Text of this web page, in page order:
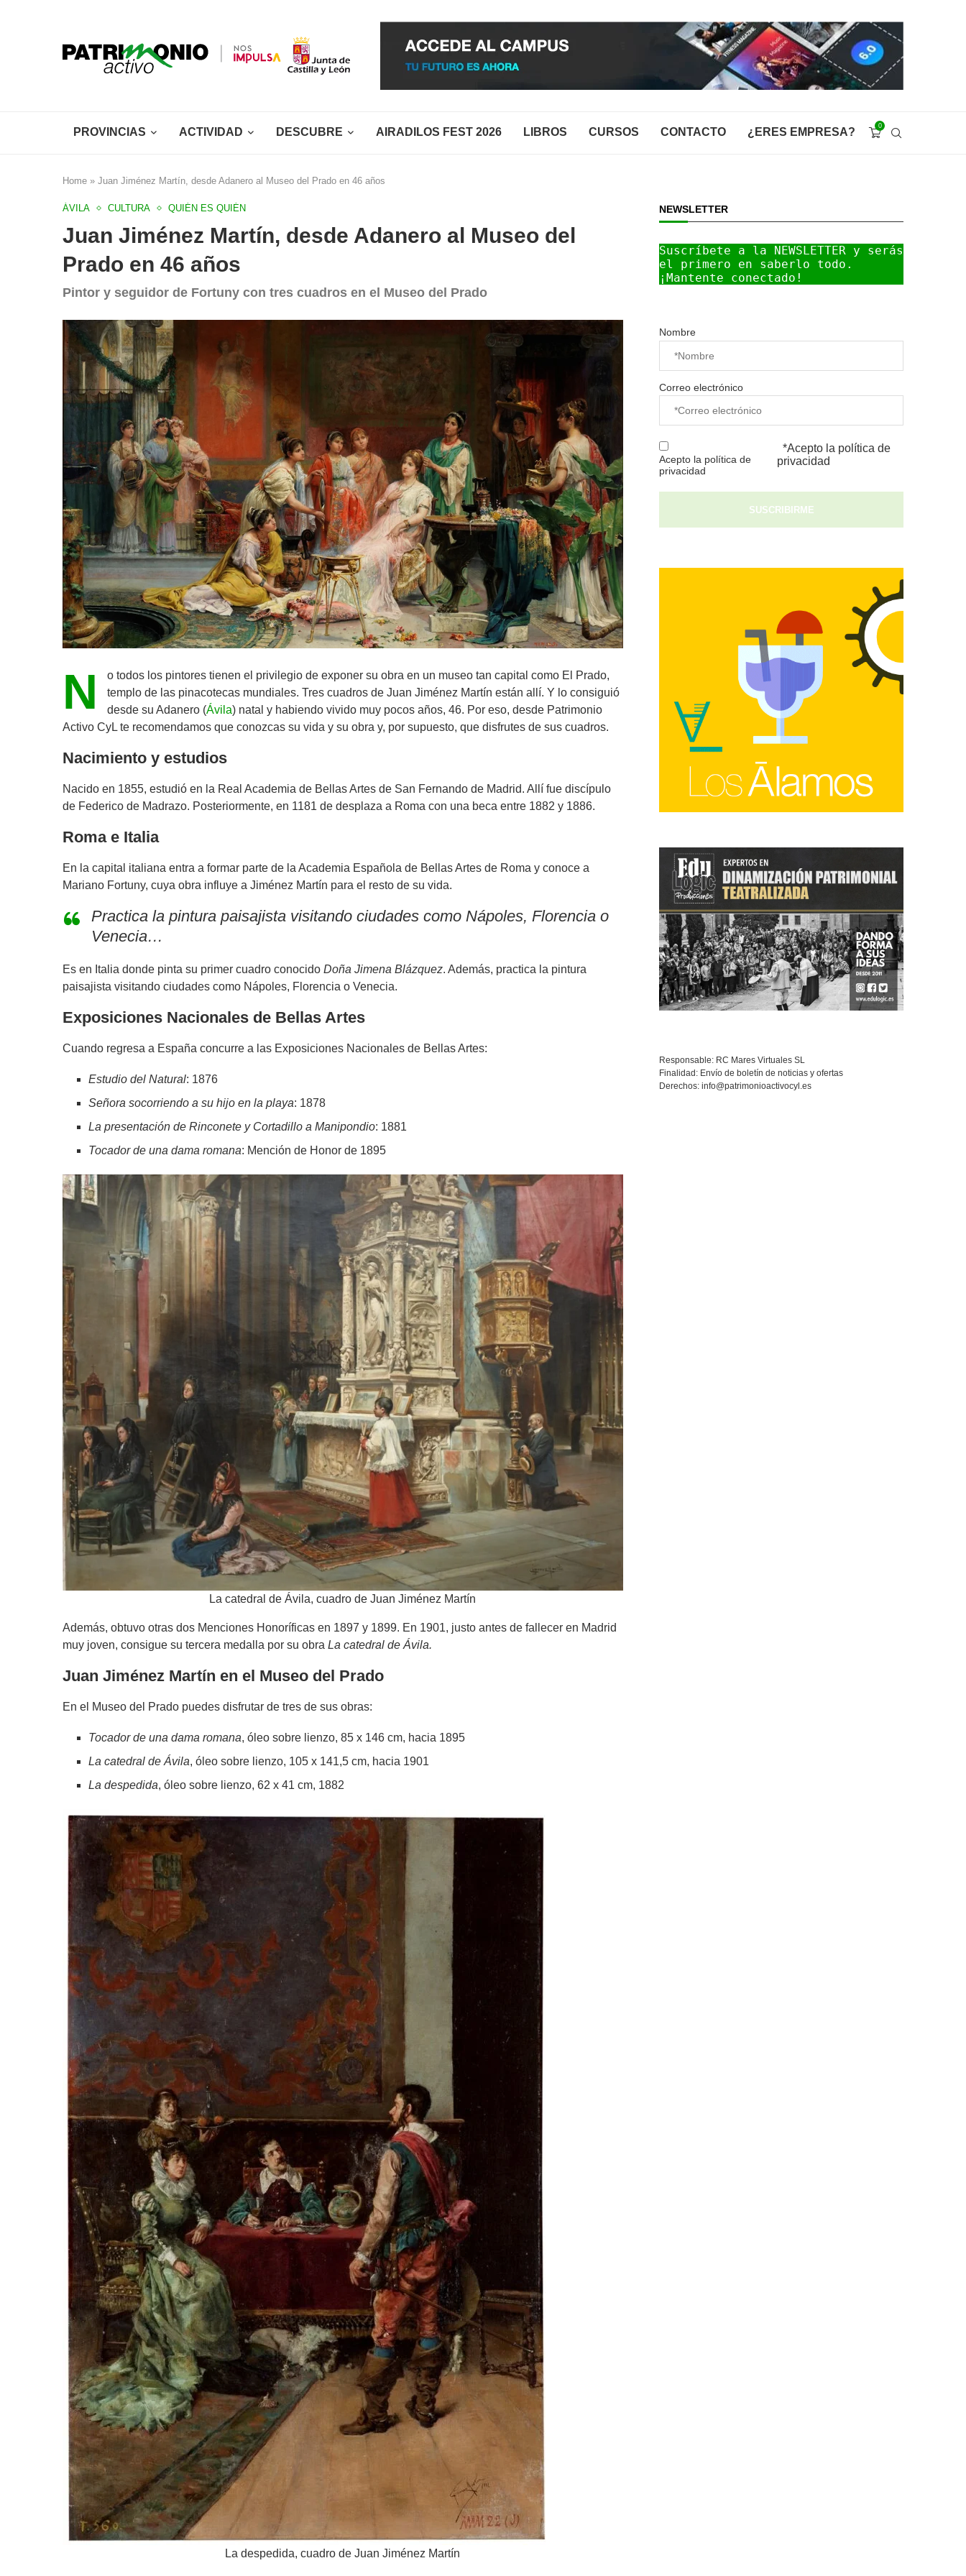
PROVINCIAS ACTIVIDAD DESCUBRE AIRADILOS FEST 2026 LIBROS CURSOS CONTACTO ¿ERES EMPRESA? 0
Home » Juan Jiménez Martín, desde Adanero al Museo del Prado en 46 años
ÁVILA CULTURA QUIÉN ES QUIÉN
Juan Jiménez Martín, desde Adanero al Museo del
Prado en 46 años
Pintor y seguidor de Fortuny con tres cuadros en el Museo del Prado
N
o todos los pintores tienen el privilegio de exponer su obra en un museo tan capital como El Prado,
templo de las pinacotecas mundiales. Tres cuadros de Juan Jiménez Martín están allí. Y lo consiguió
desde su Adanero (Ávila) natal y habiendo vivido muy pocos años, 46. Por eso, desde Patrimonio
Activo CyL te recomendamos que conozcas su vida y su obra y, por supuesto, que disfrutes de sus cuadros.
Nacimiento y estudios
Nacido en 1855, estudió en la Real Academia de Bellas Artes de San Fernando de Madrid. Allí fue discípulo
de Federico de Madrazo. Posteriormente, en 1181 de desplaza a Roma con una beca entre 1882 y 1886.
Roma e Italia
En la capital italiana entra a formar parte de la Academia Española de Bellas Artes de Roma y conoce a
Mariano Fortuny, cuya obra influye a Jiménez Martín para el resto de su vida.
Practica la pintura paisajista visitando ciudades como Nápoles, Florencia o
Venecia…
Es en Italia donde pinta su primer cuadro conocido Doña Jimena Blázquez. Además, practica la pintura
paisajista visitando ciudades como Nápoles, Florencia o Venecia.
Exposiciones Nacionales de Bellas Artes
Cuando regresa a España concurre a las Exposiciones Nacionales de Bellas Artes:
Estudio del Natural: 1876
Señora socorriendo a su hijo en la playa: 1878
La presentación de Rinconete y Cortadillo a Manipondio: 1881
Tocador de una dama romana: Mención de Honor de 1895
La catedral de Ávila, cuadro de Juan Jiménez Martín
Además, obtuvo otras dos Menciones Honoríficas en 1897 y 1899. En 1901, justo antes de fallecer en Madrid
muy joven, consigue su tercera medalla por su obra La catedral de Ávila.
Juan Jiménez Martín en el Museo del Prado
En el Museo del Prado puedes disfrutar de tres de sus obras:
Tocador de una dama romana, óleo sobre lienzo, 85 x 146 cm, hacia 1895
La catedral de Ávila, óleo sobre lienzo, 105 x 141,5 cm, hacia 1901
La despedida, óleo sobre lienzo, 62 x 41 cm, 1882
La despedida, cuadro de Juan Jiménez Martín
NEWSLETTER
Suscríbete a la NEWSLETTER y serás
el primero en saberlo todo.
¡Mantente conectado!
Nombre
Correo electrónico
Acepto la política de
privacidad
*Acepto la política de
privacidad
Responsable: RC Mares Virtuales SL
Finalidad: Envío de boletín de noticias y ofertas
Derechos: info@patrimonioactivocyl.es